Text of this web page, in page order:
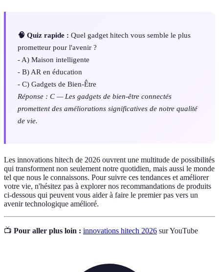
🧠 Quiz rapide : Quel gadget hitech vous semble le plus
prometteur pour l'avenir ?
- A) Maison intelligente
- B) AR en éducation
- C) Gadgets de Bien-Être
Réponse : C — Les gadgets de bien-être connectés
promettent des améliorations significatives de notre qualité
de vie.
Les innovations hitech de 2026 ouvrent une multitude de possibilités
qui transforment non seulement notre quotidien, mais aussi le monde
tel que nous le connaissons. Pour suivre ces tendances et améliorer
votre vie, n'hésitez pas à explorer nos recommandations de produits
ci-dessous qui peuvent vous aider à faire le premier pas vers un
avenir technologique amélioré.
📺 Pour aller plus loin : innovations hitech 2026 sur YouTube